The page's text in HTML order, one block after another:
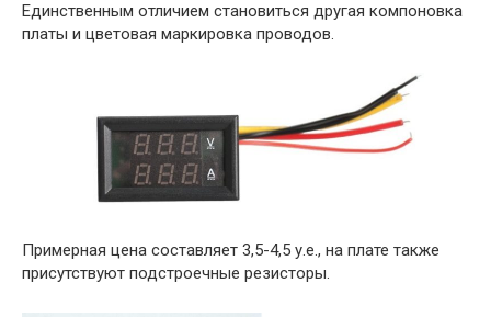
Единственным отличием становиться другая компоновка
платы и цветовая маркировка проводов.
Примерная цена составляет 3,5-4,5 у.е., на плате также
присутствуют подстроечные резисторы.